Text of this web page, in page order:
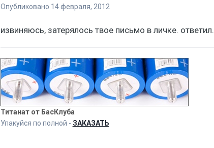
Опубликовано 14 февраля, 2012
извиняюсь, затерялось твое письмо в личке. ответил.
Титанат от БасКлуба
Упакуйся по полной - ЗАКАЗАТЬ